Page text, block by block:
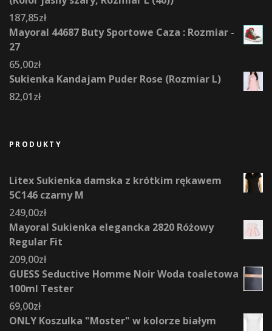
187,85zł
Mayoral 44687 Buty Sportowe Caza : Rozmiar -
27
65,00zł
Sukienka Kandajam Puder Rose (Rozmiar L)
82,01zł
PRODUKTY
Litex Sukienka damska z krótkim rękawem
5C146 czarny M
249,00zł
Mayoral Sukienka elegancka 2820 Różowy
Regular Fit
209,00zł
GUESS Seductive Homme Noir Woda toaletowa
100ml Tester
69,00zł
ONLY Koszulka "Moster" w kolorze białym